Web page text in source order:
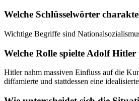
Welche Schlüsselwörter
Wichtige Begriffe sind
Welche Rolle spielte Adolf
Hitler nahm massiven Einfluss auf die
diffamierte und stattdessen eine